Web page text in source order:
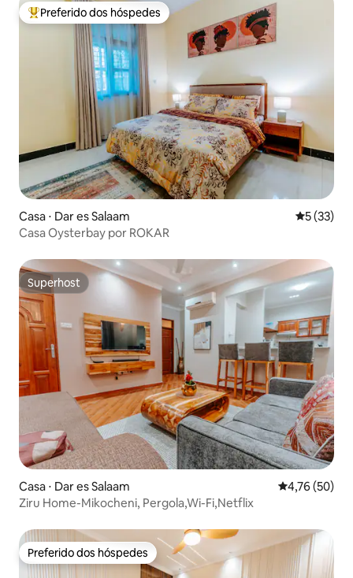
Entre os melhores preferidos dos hóspedes
Preferido dos hóspedes
Casa ⋅ Dar es Salaam 5 de uma
5 (33)
Casa Oysterbay por ROKAR
Superhost
Superhost
Casa ⋅ Dar es Salaam 4,76 de uma
4,76 (50)
Ziru Home-Mikocheni, Pergola,Wi-Fi,Netflix
Preferido dos hóspedes
Preferido dos hóspedes